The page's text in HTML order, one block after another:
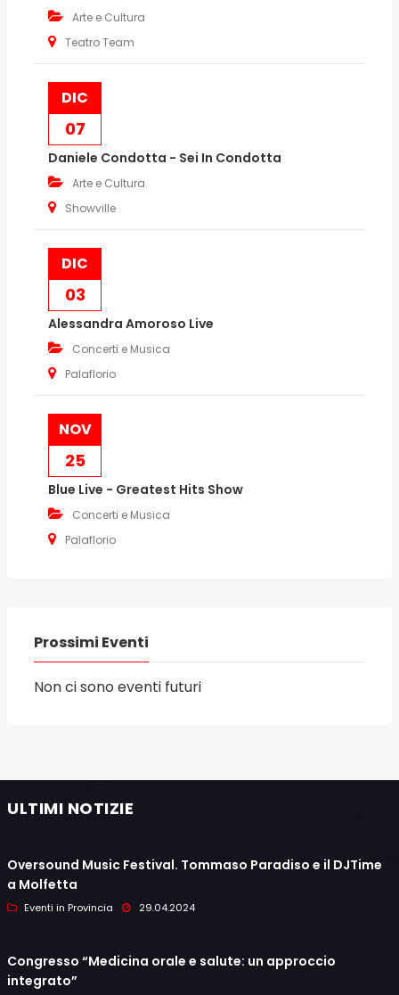
Arte e Cultura
Teatro Team
DIC
07
Daniele Condotta - Sei In Condotta
Arte e Cultura
Showville
DIC
03
Alessandra Amoroso Live
Concerti e Musica
Palaflorio
NOV
25
Blue Live - Greatest Hits Show
Concerti e Musica
Palaflorio
Prossimi Eventi
Non ci sono eventi futuri
ULTIMI NOTIZIE
Oversound Music Festival. Tommaso Paradiso e il DJTime
a Molfetta
Eventi in Provincia 29.04.2024
Congresso “Medicina orale e salute: un approccio
integrato”